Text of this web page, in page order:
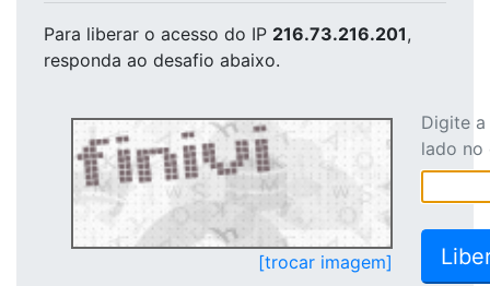
Para liberar o acesso do IP 216.73.216.201,
responda ao desafio abaixo.
[trocar imagem]
Digite
lado no